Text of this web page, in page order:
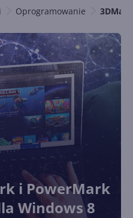
Oprogramowanie
i PowerMark
Windows 8